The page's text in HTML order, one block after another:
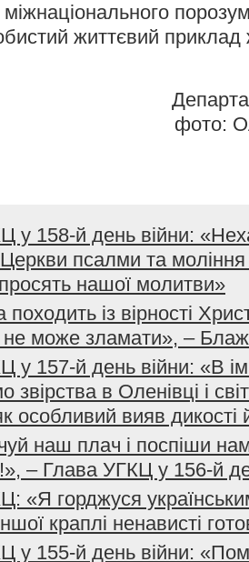
міжнаціонального
життєвий приклад
фото:
у 158-й день війни:
псалми та моління
нашої молитви»
із вірності
не може зламати», –
у 157-й день війни: «В
звірства в Оленівці і
особливий вияв дикості
наш плач і поспіши
– Глава УГКЦ у 156-й
«Я горджуся
краплі ненависті
у 155-й день війни: